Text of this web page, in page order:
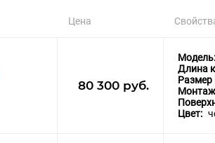
Цена
80 300 руб.
Модель:
Длина
Размер
Цвет: